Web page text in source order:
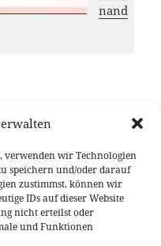
verwenden wir Technologien
speichern und/oder darauf
zustimmst, können wir
IDs auf dieser Website
nicht erteilst oder
und Funktionen
nand
Projekt unterstützen?
Gastbeitrag, das
(kleine) Spende